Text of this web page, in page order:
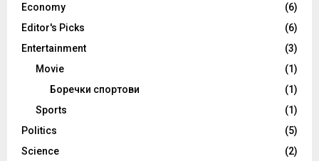
Economy
(6)
Editor's Picks
(6)
Entertainment
(3)
Movie
(1)
Боречки спортови
(1)
Sports
(1)
Politics
(5)
Science
(2)